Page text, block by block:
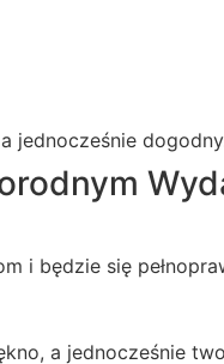
jednocześnie
i będzie się
a jednocześnie